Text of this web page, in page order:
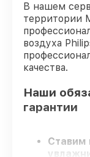
В нашем
территории
воздуха
качества.
Наши
гарантии
Ставим